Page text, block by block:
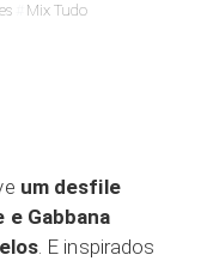
Mix Tudo
um desfile
e Gabbana
. E inspirados